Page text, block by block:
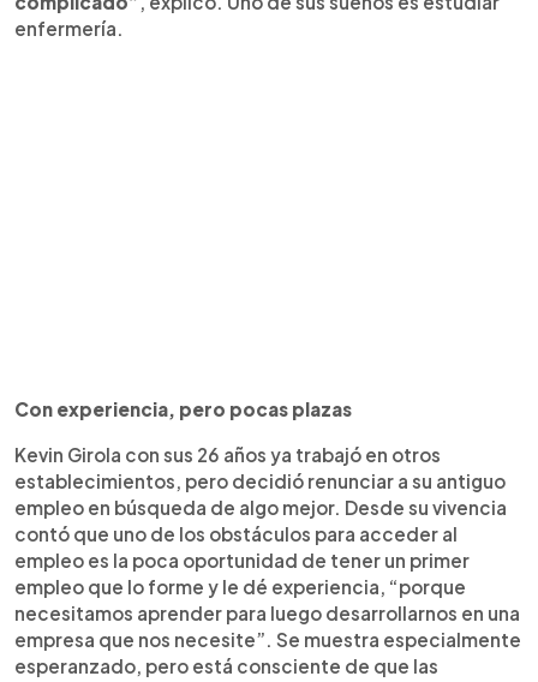
enfermería.
Con experiencia, pero pocas plazas
Kevin Girola con sus 26 años ya trabajó en otros
establecimientos, pero decidió renunciar a su antiguo
empleo en búsqueda de algo mejor. Desde su vivencia
contó que uno de los obstáculos para acceder al
empleo es la poca oportunidad de tener un primer
empleo que lo forme y le dé experiencia, “porque
necesitamos aprender para luego desarrollarnos en una
empresa que nos necesite”. Se muestra especialmente
esperanzado, pero está consciente de que las